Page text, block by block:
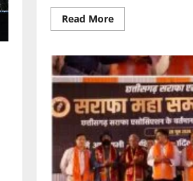
Read MoreRead
more
मंजरी
2026
में
अर्नवी
श्रीवास्तव
ने
कथक
में
जीता
प्रथम
पुरस्कार